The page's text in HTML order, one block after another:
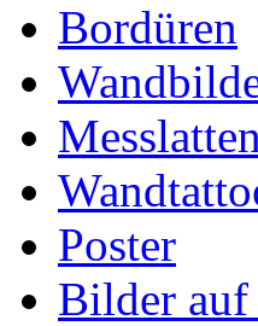
Bordüren
Messlatten
Poster
Bilder